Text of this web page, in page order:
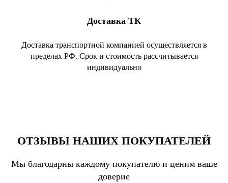
Доставка ТК
Доставка транспортной компанией осуществляется в
пределах РФ. Срок и стоимость рассчитывается
индивидуально
ОТЗЫВЫ НАШИХ ПОКУПАТЕЛЕЙ
Мы благодарны каждому покупателю и ценим ваше
доверие